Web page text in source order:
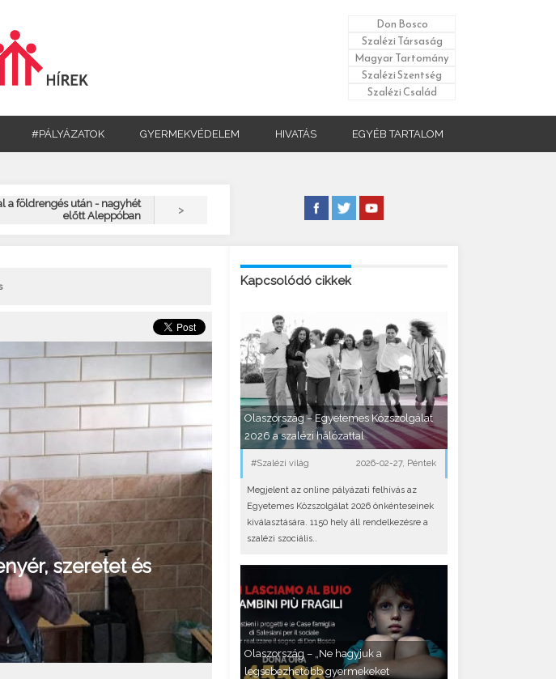
Don Bosco
Szalézi Társaság
Magyar Tartomány
Szalézi Szentség
Szalézi Család
#PÁLYÁZATOK GYERMEKVÉDELEM HIVATÁS EGYÉB TARTALOM
a földrengés után - nagyhét
előtt Aleppóban
>
szeretet és
Kapcsolódó cikkek
Olaszország – Egyetemes Közszolgálat
2026 a szalézi hálózattal
#Szalézi világ 2026-02-27, Péntek
Megjelent az online pályázati felhívás az
Egyetemes Közszolgálat 2026 önkénteseinek
kiválasztására. 1150 hely áll rendelkezésre a
szalézi szociális..
Olaszország – „Ne hagyjuk a
legsebezhetőbb gyermekeket